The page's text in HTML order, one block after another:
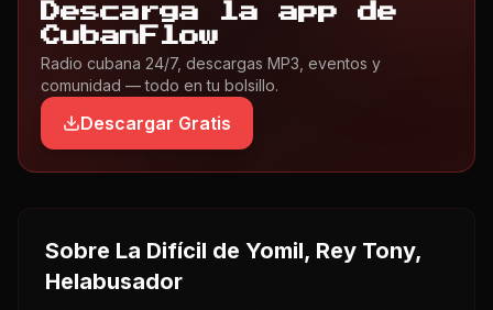
Descarga la app de
CubanFlow
Radio cubana 24/7, descargas MP3, eventos y
comunidad — todo en tu bolsillo.
Descargar Gratis
Sobre La Difícil de Yomil, Rey Tony,
Helabusador